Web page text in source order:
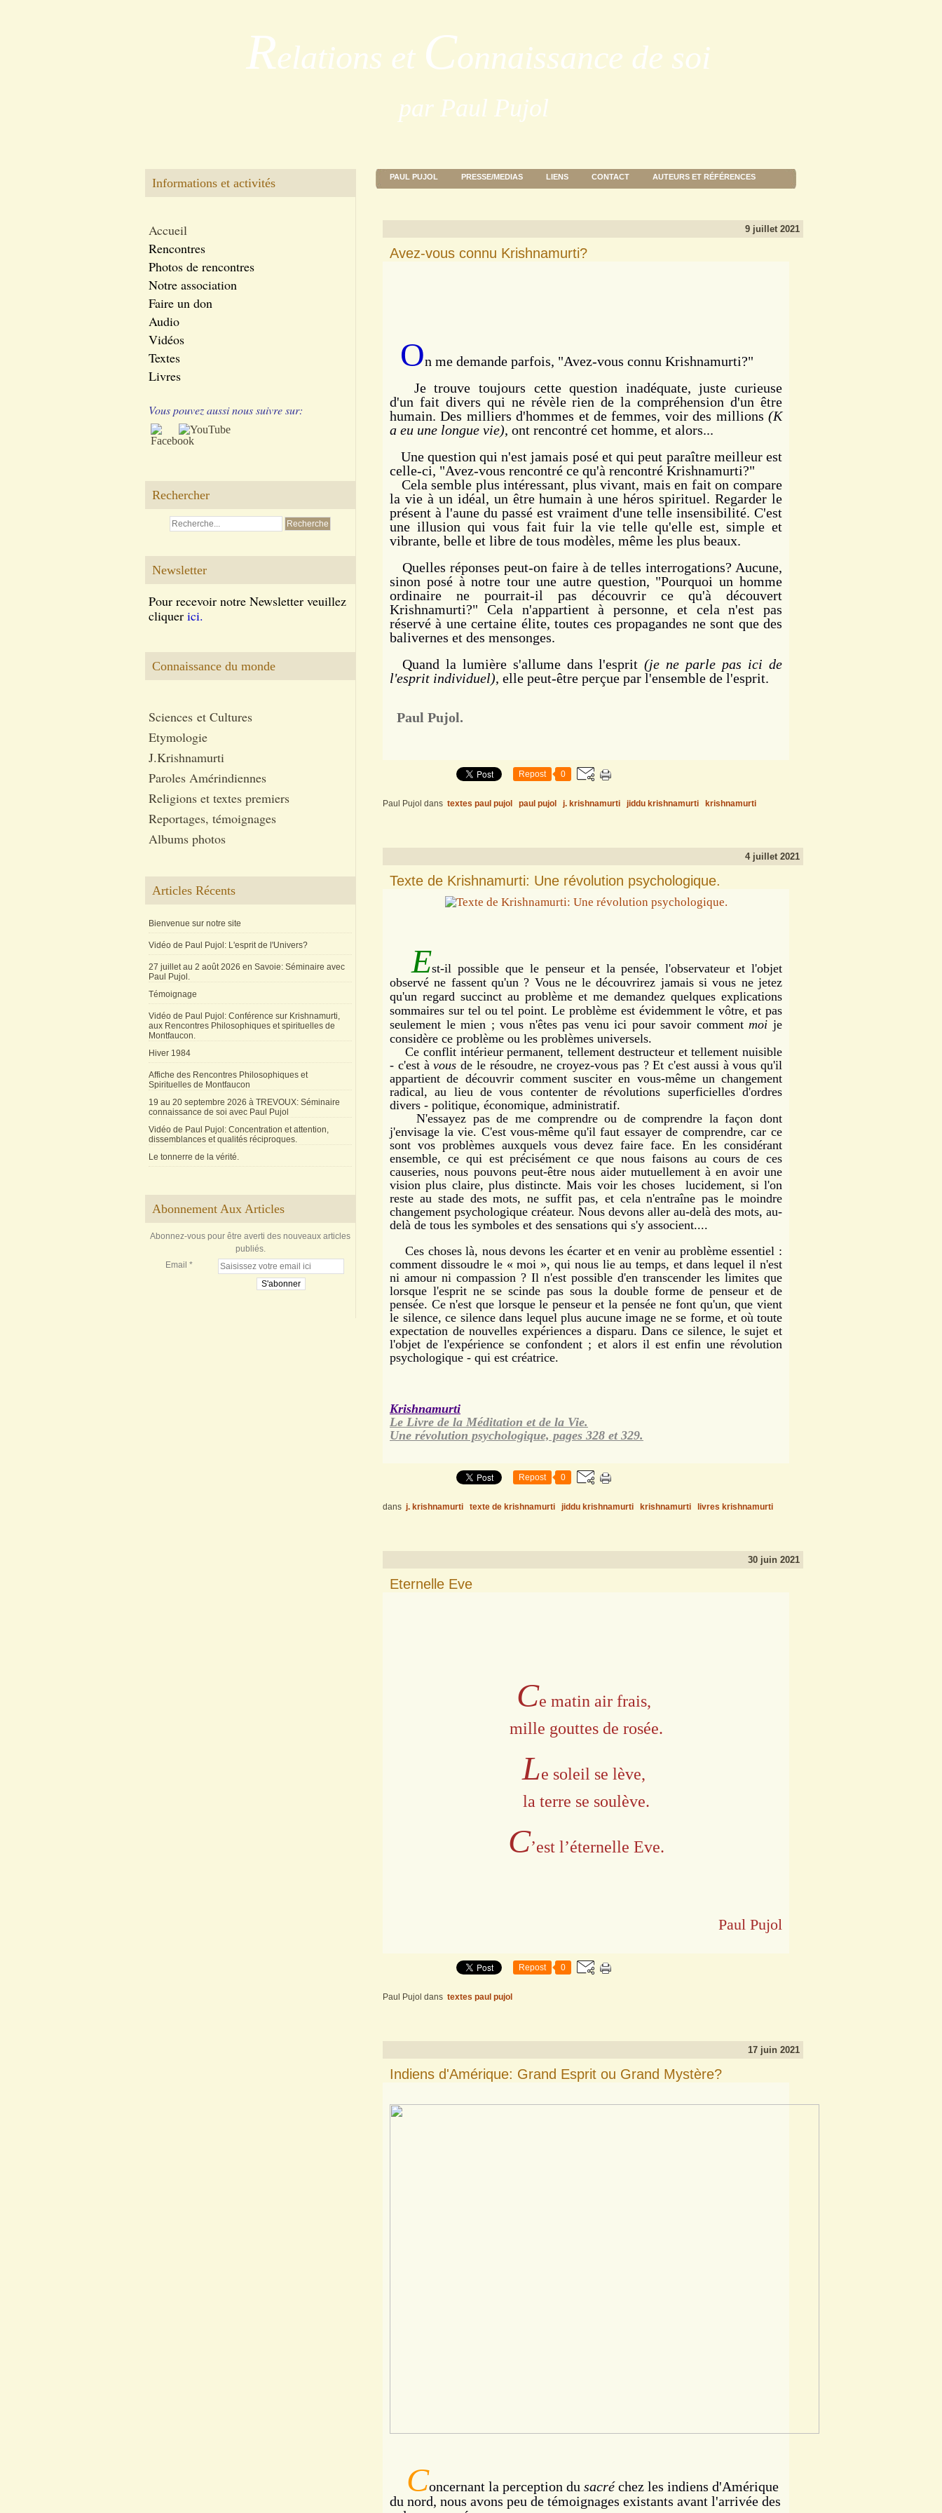
Relations et Connaissance de soi
par Paul Pujol
Informations et activités
Accueil
Rencontres
Photos de rencontres
Notre association
Faire un don
Audio
Vidéos
Textes
Livres
Vous pouvez aussi nous suivre sur:
Rechercher
Newsletter
Pour recevoir notre Newsletter veuillez
cliquer ici.
Connaissance du monde
Sciences et Cultures
Etymologie
J.Krishnamurti
Paroles Amérindiennes
Religions et textes premiers
Reportages, témoignages
Albums photos
Articles Récents
Bienvenue sur notre site
Vidéo de Paul Pujol: L'esprit de l'Univers?
27 juillet au 2 août 2026 en Savoie: Séminaire avec
Paul Pujol.
Témoignage
Vidéo de Paul Pujol: Conférence sur Krishnamurti,
aux Rencontres Philosophiques et spirituelles de
Montfaucon.
Hiver 1984
Affiche des Rencontres Philosophiques et
Spirituelles de Montfaucon
19 au 20 septembre 2026 à TREVOUX: Séminaire
connaissance de soi avec Paul Pujol
Vidéo de Paul Pujol: Concentration et attention,
dissemblances et qualités réciproques.
Le tonnerre de la vérité.
Abonnement Aux Articles
Abonnez-vous pour être averti des nouveaux articles
publiés.
Email
PAUL PUJOL PRESSE/MEDIAS LIENS CONTACT AUTEURS ET RÉFÉRENCES
9 juillet 2021
Avez-vous connu Krishnamurti?
On me demande parfois, "Avez-vous connu Krishnamurti?"
Je trouve toujours cette question inadéquate, juste curieuse
d'un fait divers qui ne révèle rien de la compréhension d'un être
humain. Des milliers d'hommes et de femmes, voir des millions (K
a eu une longue vie), ont rencontré cet homme, et alors...
Une question qui n'est jamais posé et qui peut paraître meilleur est
celle-ci, "Avez-vous rencontré ce qu'à rencontré Krishnamurti?"
Cela semble plus intéressant, plus vivant, mais en fait on compare
la vie à un idéal, un être humain à une héros spirituel. Regarder le
présent à l'aune du passé est vraiment d'une telle insensibilité. C'est
une illusion qui vous fait fuir la vie telle qu'elle est, simple et
vibrante, belle et libre de tous modèles, même les plus beaux.
Quelles réponses peut-on faire à de telles interrogations? Aucune,
sinon posé à notre tour une autre question, "Pourquoi un homme
ordinaire ne pourrait-il pas découvrir ce qu'à découvert
Krishnamurti?" Cela n'appartient à personne, et cela n'est pas
réservé à une certaine élite, toutes ces propagandes ne sont que des
balivernes et des mensonges.
Quand la lumière s'allume dans l'esprit(je ne parle pas ici de
l'esprit individuel), elle peut-être perçue par l'ensemble de l'esprit.
Paul Pujol.
Repost 0
Paul Pujol dans textes paul pujol paul pujol j. krishnamurti jiddu krishnamurti krishnamurti
4 juillet 2021
Texte de Krishnamurti: Une révolution psychologique.
Est-il possible que le penseur et la pensée, l'observateur et l'objet
observé ne fassent qu'un ? Vous ne le découvrirez jamais si vous ne jetez
qu'un regard succinct au problème et me demandez quelques explications
sommaires sur tel ou tel point. Le problème est évidemment le vôtre, et pas
seulement le mien ; vous n'êtes pas venu ici pour savoir comment moi je
considère ce problème ou les problèmes universels.
Ce conflit intérieur permanent, tellement destructeur et tellement nuisible
- c'est àvous de le résoudre, ne croyez-vous pas ? Et c'est aussi à vous qu'il
appartient de découvrir comment susciter en vous-même un changement
radical, au lieu de vous contenter de révolutions superficielles d'ordres
divers - politique, économique, administratif.
N'essayez pas de me comprendre ou de comprendre la façon dont
j'envisage la vie. C'est vous-même qu'il faut essayer de comprendre, car ce
sont vos problèmes auxquels vous devez faire face. En les considérant
ensemble, ce qui est précisément ce que nous faisons au cours de ces
causeries, nous pouvons peut-être nous aider mutuellement à en avoir une
vision plus claire, plus distincte. Mais voir les choses lucidement, si l'on
reste au stade des mots, ne suffit pas, et cela n'entraîne pas le moindre
changement psychologique créateur. Nous devons aller au-delà des mots, au-
delà de tous les symboles et des sensations qui s'y associent....
Ces choses là, nous devons les écarter et en venir au problème essentiel :
comment dissoudre le « moi », qui nous lie au temps, et dans lequel il n'est
ni amour ni compassion ? Il n'est possible d'en transcender les limites que
lorsque l'esprit ne se scinde pas sous la double forme de penseur et de
pensée. Ce n'est que lorsque le penseur et la pensée ne font qu'un, que vient
le silence, ce silence dans lequel plus aucune image ne se forme, et où toute
expectation de nouvelles expériences a disparu. Dans ce silence, le sujet et
l'objet de l'expérience se confondent ; et alors il est enfin une révolution
psychologique - qui est créatrice.
Krishnamurti
Le Livre de la Méditation et de la Vie.
Une révolution psychologique, pages 328 et 329.
Repost 0
dans j. krishnamurti texte de krishnamurti jiddu krishnamurti krishnamurti livres krishnamurti
30 juin 2021
Eternelle Eve
Ce matin air frais,
mille gouttes de rosée.
Le soleil se lève,
la terre se soulève.
C’est l’éternelle Eve.
Paul Pujol
Repost 0
Paul Pujol dans textes paul pujol
17 juin 2021
Indiens d'Amérique: Grand Esprit ou Grand Mystère?
Concernant la perception du sacréchez les indiens d'Amérique
du nord, nous avons peu de témoignages existants avant l'arrivée des